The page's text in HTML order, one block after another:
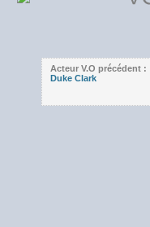
Acteur V.O précédent :
Duke Clark